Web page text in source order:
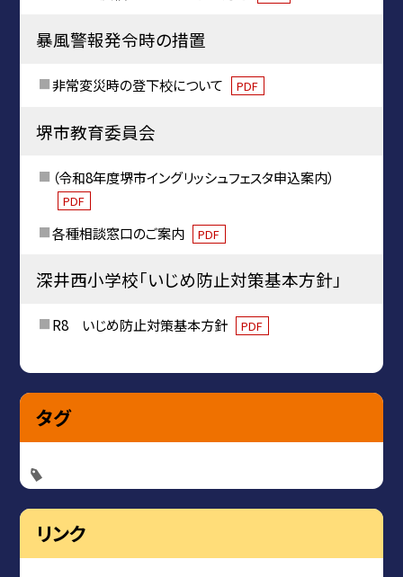
暴風警報発令時の措置
非常変災時の登下校について PDF
堺市教育委員会
（令和8年度堺市イングリッシュフェスタ申込案内）
PDF
各種相談窓口のご案内 PDF
深井西小学校「いじめ防止対策基本方針」
R8 いじめ防止対策基本方針 PDF
タグ
リンク